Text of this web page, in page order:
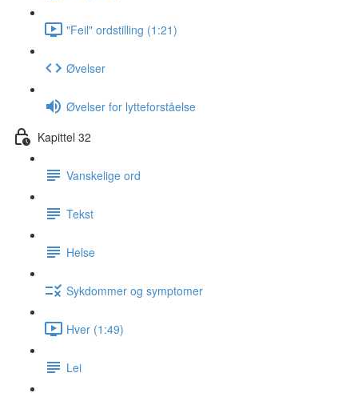
"Feil" ordstilling (1:21)
Øvelser
Øvelser for lytteforståelse
Kapittel 32
Vanskelige ord
Tekst
Helse
Sykdommer og symptomer
Hver (1:49)
Lei